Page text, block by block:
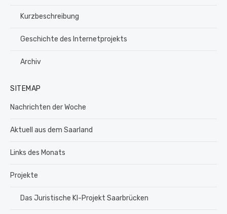
Kurzbeschreibung
Geschichte des Internetprojekts
Archiv
SITEMAP
Nachrichten der Woche
Aktuell aus dem Saarland
Links des Monats
Projekte
Das Juristische KI-Projekt Saarbrücken